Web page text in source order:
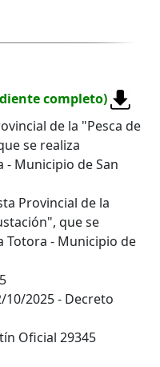
completo)
de la "Pesca de
se realiza
- Municipio de San
Provincial de la
que se
Totora - Municipio de
10/2025 - Decreto
Oficial 29345